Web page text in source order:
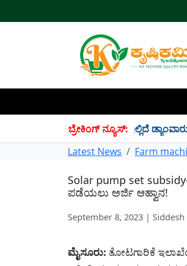
ಬ್ರೇಕಿಂಗ್ ನ್ಯೂಸ್:
TMC ನೀರು ಸಂಗ್ರಹ! ಇಲ್ಲಿದೆ ಡ್ಯಾಂವಾರು
Latest News
Farm
Solar pump set
ಪಡೆಯಲು ಅರ್ಜಿ ಆಹ್ವಾನ!
September 8, 2023 | Siddesh
ಮೈಸೂರು: ತೋಟಗಾರಿಕೆ